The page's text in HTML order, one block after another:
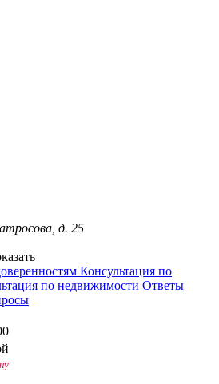
д. 25
Консультация по
по недвижимости Ответы